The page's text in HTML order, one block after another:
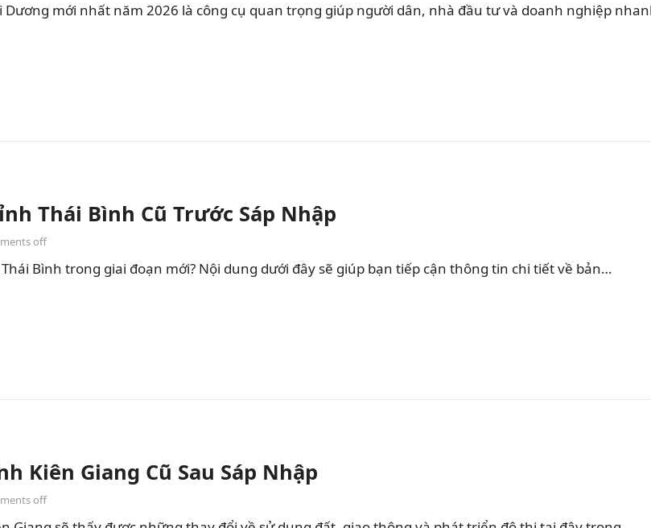
mới nhất năm 2026 là công cụ quan trọng giúp người dân, nhà đầu tư và doanh nghiệp
Thái Bình Cũ Trước Sáp Nhập
off
Bình trong giai đoạn mới? Nội dung dưới đây sẽ giúp bạn tiếp cận thông tin chi tiết về bản…
Kiên Giang Cũ Sau Sáp Nhập
off